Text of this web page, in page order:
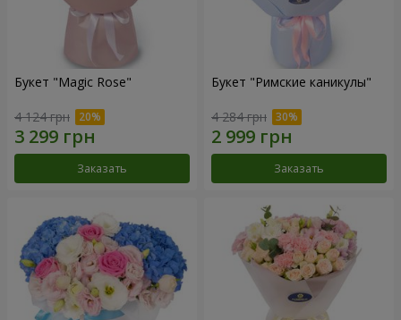
Букет "Magic Rose"
4 124 грн
Заказать
Букет "Римские каникулы"
4 284 грн
Заказать